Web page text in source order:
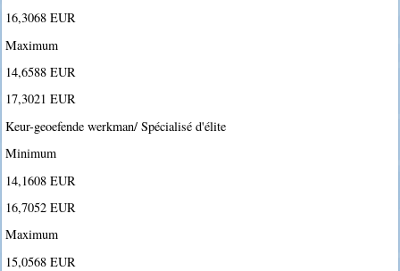
16,3068 EUR
Maximum
14,6588 EUR
17,3021 EUR
Keur-geoefende werkman/ Spécialisé d'élite
Minimum
14,1608 EUR
16,7052 EUR
Maximum
15,0568 EUR